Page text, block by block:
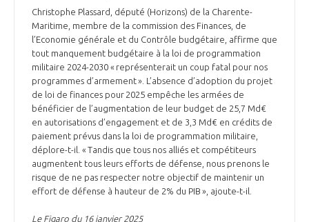
Christophe Plassard, député (Horizons) de la Charente-
Maritime, membre de la commission des Finances, de
l’Economie générale et du Contrôle budgétaire, affirme que
tout manquement budgétaire à la loi de programmation
militaire 2024-2030 « représenterait un coup fatal pour nos
programmes d’armement ». L’absence d’adoption du projet
de loi de finances pour 2025 empêche les armées de
bénéficier de l’augmentation de leur budget de 25,7 Md€
en autorisations d’engagement et de 3,3 Md€ en crédits de
paiement prévus dans la loi de programmation militaire,
déplore-t-il. « Tandis que tous nos alliés et compétiteurs
augmentent tous leurs efforts de défense, nous prenons le
risque de ne pas respecter notre objectif de maintenir un
effort de défense à hauteur de 2% du PIB », ajoute-t-il.
Le Figaro du 16 janvier 2025